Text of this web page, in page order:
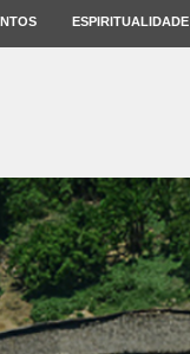
ESPIRITUALIDADE